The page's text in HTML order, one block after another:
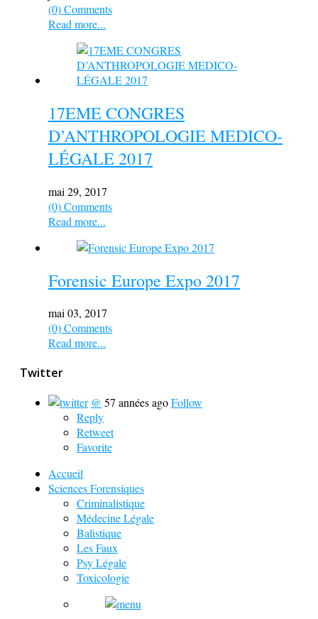
(0) Comments
Read more...
17EME CONGRES
D’ANTHROPOLOGIE MEDICO-
LÉGALE 2017
mai 29, 2017
(0) Comments
Read more...
Forensic Europe Expo 2017
mai 03, 2017
(0) Comments
Read more...
Twitter
@ 57 années agoFollow
Reply
Retweet
Favorite
Accueil
Sciences Forensiques
Criminalistique
Médecine Légale
Balistique
Les Faux
Psy Légale
Toxicologie